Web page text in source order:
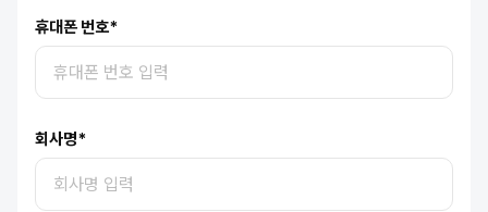
휴대폰 번호*
회사명*